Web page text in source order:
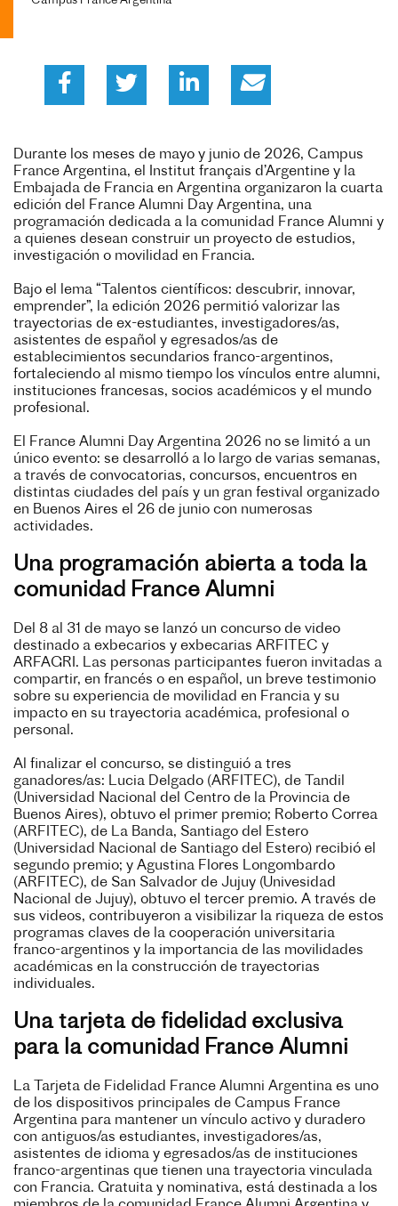
Durante los meses de mayo y junio de 2026, Campus
France Argentina, el Institut français d’Argentine y la
Embajada de Francia en Argentina organizaron la cuarta
edición del France Alumni Day Argentina, una
programación dedicada a la comunidad France Alumni y
a quienes desean construir un proyecto de estudios,
investigación o movilidad en Francia.
Bajo el lema “Talentos científicos: descubrir, innovar,
emprender”, la edición 2026 permitió valorizar las
trayectorias de ex-estudiantes, investigadores/as,
asistentes de español y egresados/as de
establecimientos secundarios franco-argentinos,
fortaleciendo al mismo tiempo los vínculos entre alumni,
instituciones francesas, socios académicos y el mundo
profesional.
El France Alumni Day Argentina 2026 no se limitó a un
único evento: se desarrolló a lo largo de varias semanas,
a través de convocatorias, concursos, encuentros en
distintas ciudades del país y un gran festival organizado
en Buenos Aires el 26 de junio con numerosas
actividades.
Una programación abierta a toda la
comunidad France Alumni
Del 8 al 31 de mayo se lanzó un concurso de video
destinado a exbecarios y exbecarias ARFITEC y
ARFAGRI. Las personas participantes fueron invitadas a
compartir, en francés o en español, un breve testimonio
sobre su experiencia de movilidad en Francia y su
impacto en su trayectoria académica, profesional o
personal.
Al finalizar el concurso, se distinguió a tres
ganadores/as: Lucia Delgado (ARFITEC), de Tandil
(Universidad Nacional del Centro de la Provincia de
Buenos Aires), obtuvo el primer premio; Roberto Correa
(ARFITEC), de La Banda, Santiago del Estero
(Universidad Nacional de Santiago del Estero) recibió el
segundo premio; y Agustina Flores Longombardo
(ARFITEC), de San Salvador de Jujuy (Univesidad
Nacional de Jujuy), obtuvo el tercer premio. A través de
sus videos, contribuyeron a visibilizar la riqueza de estos
programas claves de la cooperación universitaria
franco-argentinos y la importancia de las movilidades
académicas en la construcción de trayectorias
individuales.
Una tarjeta de fidelidad exclusiva
para la comunidad France Alumni
La Tarjeta de Fidelidad France Alumni Argentina es uno
de los dispositivos principales de Campus France
Argentina para mantener un vínculo activo y duradero
con antiguos/as estudiantes, investigadores/as,
asistentes de idioma y egresados/as de instituciones
franco-argentinas que tienen una trayectoria vinculada
con Francia. Gratuita y nominativa, está destinada a los